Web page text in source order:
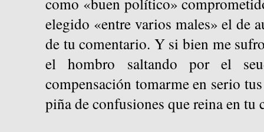
elegido «entre varios males» el de
de tu comentario. Y si bien me
el hombro saltando por el
compensación tomarme en serio
piña de confusiones que reina en tu